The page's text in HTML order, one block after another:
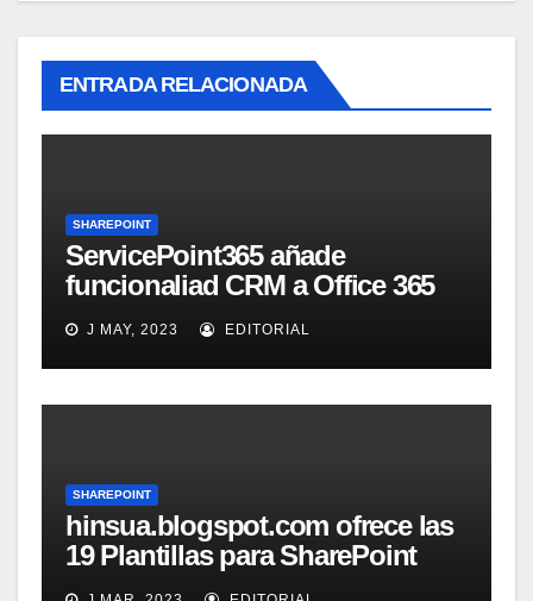
ENTRADA RELACIONADA
SHAREPOINT
ServicePoint365 añade
funcionaliad CRM a Office 365
SharePoint
J MAY, 2023 EDITORIAL
SHAREPOINT
hinsua.blogspot.com ofrece las
19 Plantillas para SharePoint
2010